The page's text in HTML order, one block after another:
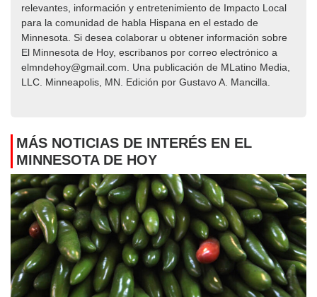
relevantes, información y entretenimiento de Impacto Local​​
para la comunidad de habla Hispana en el estado de
Minnesota. Si desea colaborar u obtener información sobre
El Minnesota de Hoy, escribanos por correo electrónico a
elmndehoy@gmail.com. Una publicación de MLatino Media,
LLC. Minneapolis, MN. Edición por Gustavo A. Mancilla.
MÁS NOTICIAS DE INTERÉS EN EL
MINNESOTA DE HOY